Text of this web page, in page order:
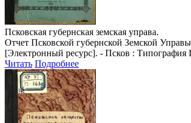
Псковская губернская земская управа.
Отчет Псковской губернской Земской
[Электронный ресурс]. - Псков : Типография
Читать Подробнее